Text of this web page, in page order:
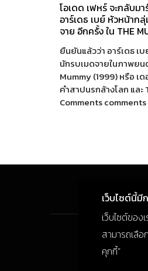
โอเดด เฟหร์ จะกลับม
อาร์เดธ เบย์ หัวหน้าก
จาย อีกครั้ง ใน THE
ยืนยันแล้วว่า อาร์เดธ เ
นักรบเมดจายในภาพยน
Mummy (1999) หรือ เ
คำสาปนรกล้างโลก แล
Comments comments
เว็บไซต์นี้มี
เว็บไซต์ขอ
สามารถเลื
คุกกี้”